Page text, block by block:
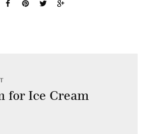
for Ice Cream